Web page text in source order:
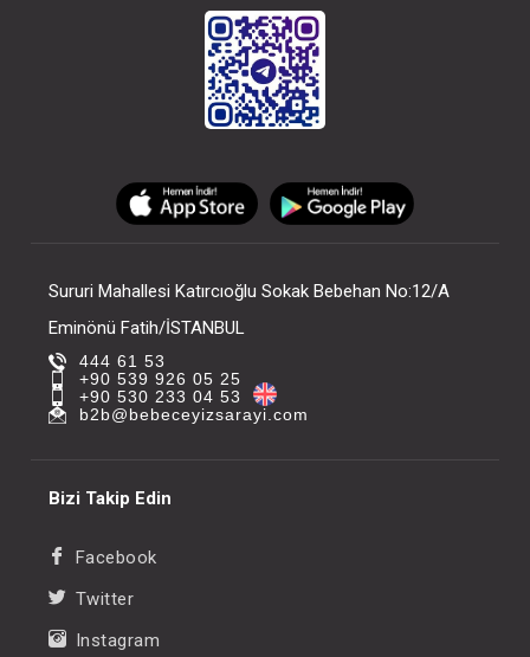
Sururi Mahallesi Katırcıoğlu Sokak Bebehan No:12/A
Eminönü Fatih/İSTANBUL
444 61 53
+90 539 926 05 25
+90 530 233 04 53
b2b@bebeceyizsarayi.com
Bizi Takip Edin
Facebook
Twitter
Instagram